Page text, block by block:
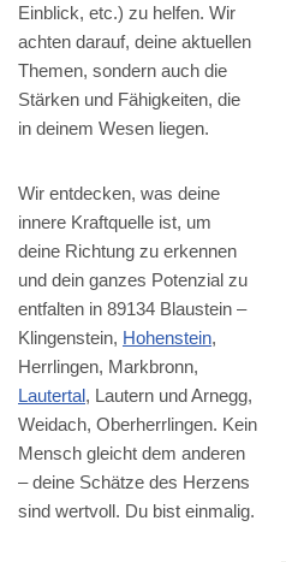
Einblick, etc.) zu helfen. Wir
achten darauf, deine aktuellen
Themen, sondern auch die
Stärken und Fähigkeiten, die
in deinem Wesen liegen.
Wir entdecken, was deine
innere Kraftquelle ist, um
deine Richtung zu erkennen
und dein ganzes Potenzial zu
entfalten in 89134 Blaustein –
Klingenstein, Hohenstein,
Herrlingen, Markbronn,
Lautertal, Lautern und Arnegg,
Weidach, Oberherrlingen. Kein
Mensch gleicht dem anderen
– deine Schätze des Herzens
sind wertvoll. Du bist einmalig.